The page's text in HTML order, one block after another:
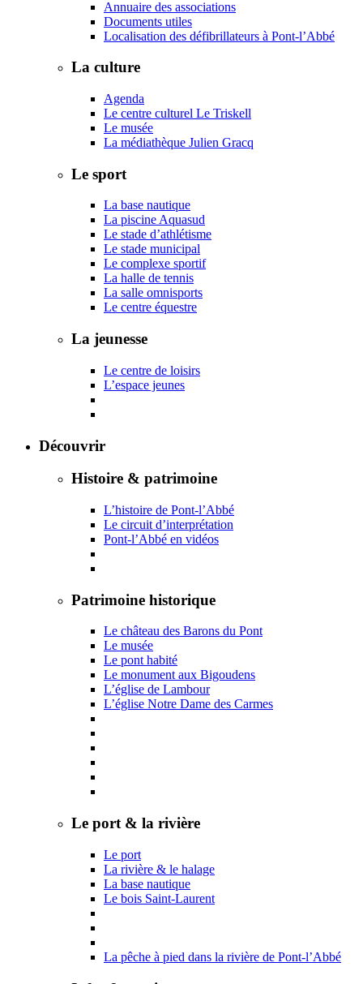
Annuaire des associations
Documents utiles
Localisation des défibrillateurs à Pont-l’Abbé
La culture
Agenda
Le centre culturel Le Triskell
Le musée
La médiathèque Julien Gracq
Le sport
La base nautique
La piscine Aquasud
Le stade d’athlétisme
Le stade municipal
Le complexe sportif
La halle de tennis
La salle omnisports
Le centre équestre
La jeunesse
Le centre de loisirs
L’espace jeunes
Découvrir
Histoire & patrimoine
L’histoire de Pont-l’Abbé
Le circuit d’interprétation
Pont-l’Abbé en vidéos
Patrimoine historique
Le château des Barons du Pont
Le musée
Le pont habité
Le monument aux Bigoudens
L’église de Lambour
L’église Notre Dame des Carmes
Le port & la rivière
Le port
La rivière & le halage
La base nautique
Le bois Saint-Laurent
La pêche à pied dans la rivière de Pont-l’Abbé